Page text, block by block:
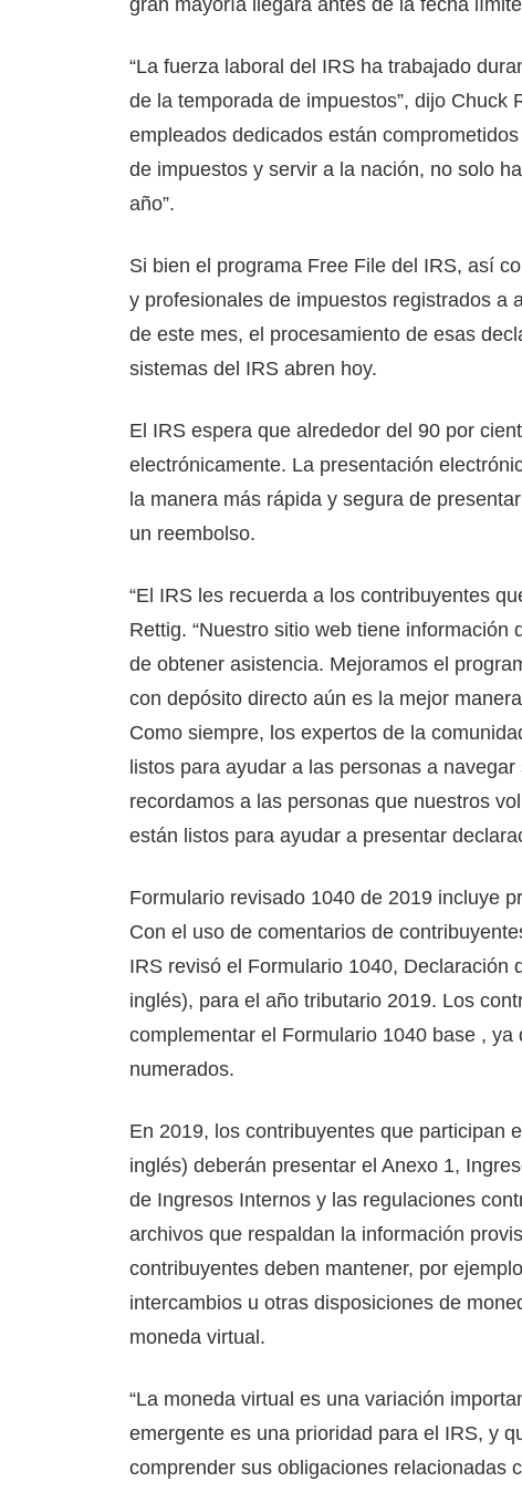
“La fuerza laboral del IRS ha trabajado
de la temporada de impuestos”, dijo Chuck
empleados dedicados están
de impuestos y servir a la nación, no solo
año”.
Si bien el programa Free File del IRS, así
y profesionales de impuestos registrados a
de este mes, el procesamiento de esas
sistemas del IRS abren hoy.
El IRS espera que alrededor del 90 por
electrónicamente. La presentación
la manera más rápida y segura de
un reembolso.
“El IRS les recuerda a los contribuyentes
Rettig. “Nuestro sitio web tiene
de obtener asistencia. Mejoramos el
con depósito directo aún es la mejor
Como siempre, los expertos de la
listos para ayudar a las personas a
recordamos a las personas que nuestros
están listos para ayudar a presentar
Formulario revisado 1040 de 2019 incluye
Con el uso de comentarios de
IRS revisó el Formulario 1040, Declaración
inglés), para el año tributario 2019. Los
complementar el Formulario 1040 base ,
numerados.
En 2019, los contribuyentes que participan
inglés) deberán presentar el Anexo 1,
de Ingresos Internos y las regulaciones
archivos que respaldan la información
contribuyentes deben mantener, por
intercambios u otras disposiciones de
moneda virtual.
“La moneda virtual es una variación
emergente es una prioridad para el IRS, y
comprender sus obligaciones relacionadas